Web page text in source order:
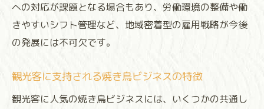
への対応が課題となる場合もあり、労働環境の整備や働
きやすいシフト管理など、地域密着型の雇用戦略が今後
の発展には不可欠です。
観光客に支持される焼き鳥ビジネスの特徴
観光客に人気の焼き鳥ビジネスには、いくつかの共通し